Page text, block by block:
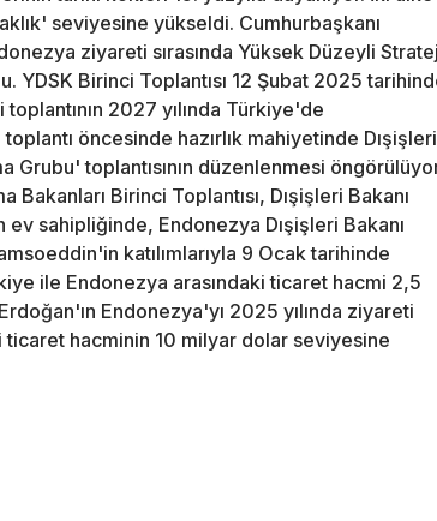
seviyesine yükseldi. Cumhurbaşkanı
ziyareti sırasında Yüksek Düzeyli
YDSK Birinci Toplantısı 12 Şubat 2025
2027 yılında Türkiye'de
öncesinde hazırlık mahiyetinde Dışişleri
Grubu' toplantısının düzenlenmesi
Birinci Toplantısı, Dışişleri Bakanı
sahipliğinde, Endonezya Dışişleri Bakanı
katılımlarıyla 9 Ocak tarihinde
ile Endonezya arasındaki ticaret hacmi 2,5
Endonezya'yı 2025 yılında ziyareti
ticaret hacminin 10 milyar dolar seviyesine